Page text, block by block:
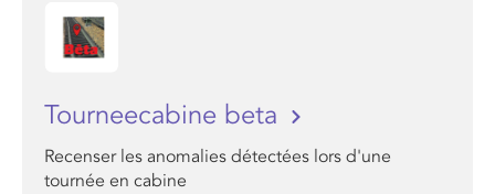
Tourneecabine beta
Recenser les anomalies détectées lors d'une
tournée en cabine